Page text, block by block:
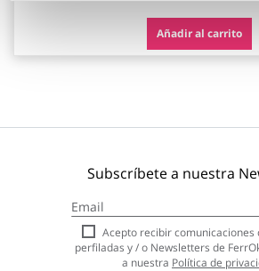
Añadir al carrito
Subscríbete a nuestra
a
nuestro
boletín
de
Acepto recibir comunicaciones
perfiladas y / o Newsletters de
a nuestra Política de